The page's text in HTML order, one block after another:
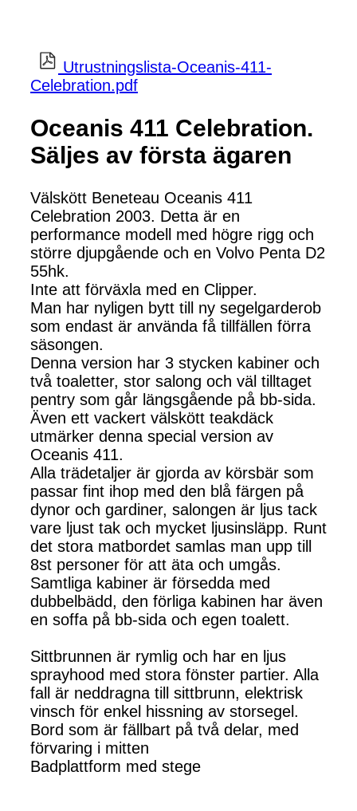
Utrustningslista-Oceanis-411-
Celebration.pdf
Oceanis 411 Celebration.
Säljes av första ägaren
Välskött Beneteau Oceanis 411
Celebration 2003. Detta är en
performance modell med högre rigg och
större djupgående och en Volvo Penta D2
55hk.
Inte att förväxla med en Clipper.
Man har nyligen bytt till ny segelgarderob
som endast är använda få tillfällen förra
säsongen.
Denna version har 3 stycken kabiner och
två toaletter, stor salong och väl tilltaget
pentry som går längsgående på bb-sida.
Även ett vackert välskött teakdäck
utmärker denna special version av
Oceanis 411.
Alla trädetaljer är gjorda av körsbär som
passar fint ihop med den blå färgen på
dynor och gardiner, salongen är ljus tack
vare ljust tak och mycket ljusinsläpp. Runt
det stora matbordet samlas man upp till
8st personer för att äta och umgås.
Samtliga kabiner är försedda med
dubbelbädd, den förliga kabinen har även
en soffa på bb-sida och egen toalett.
Sittbrunnen är rymlig och har en ljus
sprayhood med stora fönster partier. Alla
fall är neddragna till sittbrunn, elektrisk
vinsch för enkel hissning av storsegel.
Bord som är fällbart på två delar, med
förvaring i mitten
Badplattform med stege